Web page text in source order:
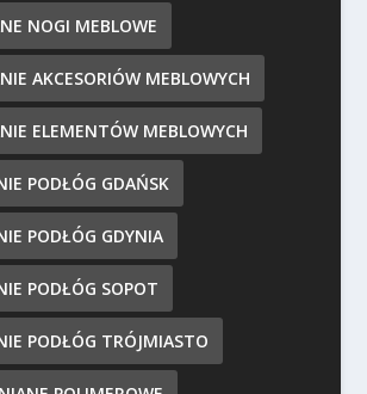
NOGI MEBLOWE
AKCESORIÓW MEBLOWYCH
ELEMENTÓW MEBLOWYCH
PODŁÓG GDAŃSK
PODŁÓG GDYNIA
PODŁÓG SOPOT
PODŁÓG TRÓJMIASTO